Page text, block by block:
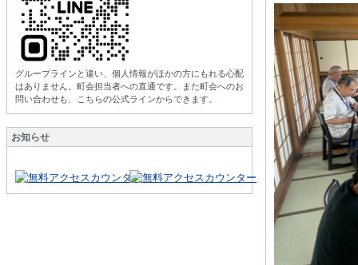
グループラインと違い、個人情報がほかの方にもれる心配
はありません。町会担当者への直通です。また町会へのお
問い合わせも、こちらの公式ラインからできます。
お知らせ